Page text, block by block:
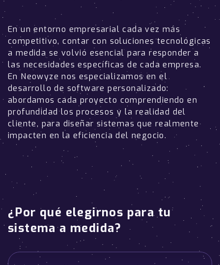
En un entorno empresarial cada vez más
competitivo, contar con soluciones tecnológicas
a medida se volvió esencial para responder a
las necesidades específicas de cada empresa.
En Neowyze nos especializamos en el
desarrollo de software personalizado:
abordamos cada proyecto comprendiendo en
profundidad los procesos y la realidad del
cliente, para diseñar sistemas que realmente
impacten en la eficiencia del negocio.
¿Por qué elegirnos para tu
sistema a medida?